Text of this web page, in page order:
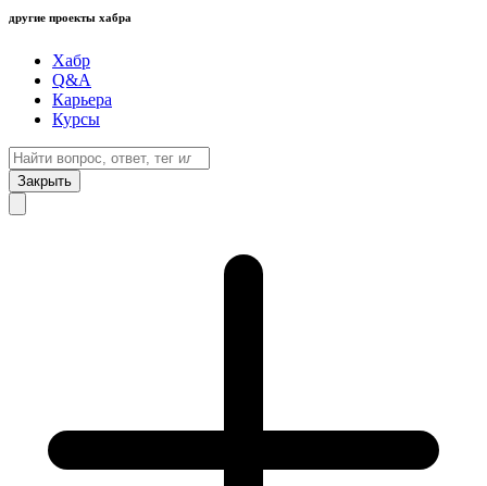
другие проекты хабра
Хабр
Q&A
Карьера
Курсы
Закрыть